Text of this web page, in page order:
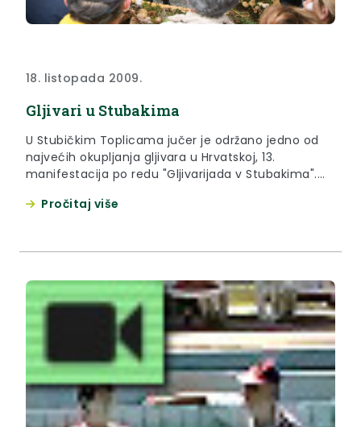
18. listopada 2009.
Gljivari u Stubakima
U Stubičkim Toplicama jučer je održano jedno od
najvećih okupljanja gljivara u Hrvatskoj, 13.
manifestacija po redu "Gljivarijada v Stubakima".
Hrvatske i Zagorja koji su osim edukacije, mogli
Pročitaj više